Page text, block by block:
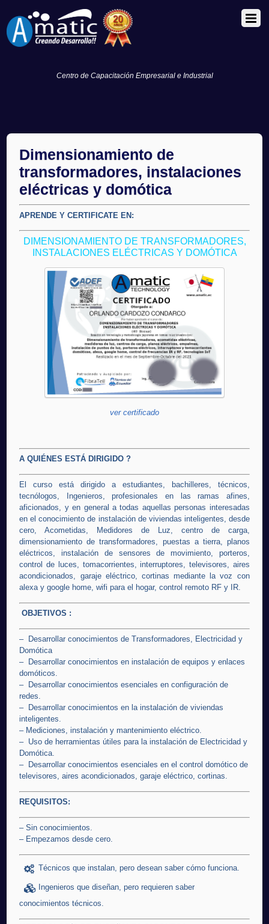
Centro de Capacitación Empresarial e Industrial
Dimensionamiento de
transformadores, instalaciones
eléctricas y domótica
APRENDE Y CERTIFICATE EN:
DIMENSIONAMIENTO DE TRANSFORMADORES,
INSTALACIONES ELÉCTRICAS Y DOMÓTICA
ver certificado
A QUIÉNES ESTÁ DIRIGIDO ?
El curso está dirigido a estudiantes, bachilleres, técnicos,
tecnólogos, Ingenieros, profesionales en las ramas afines,
aficionados, y en general a todas aquellas personas interesadas
en el conocimiento de instalación de viviendas inteligentes, desde
cero, Acometidas, Medidores de Luz, centro de carga,
dimensionamiento de transformadores, puestas a tierra, planos
eléctricos, instalación de sensores de movimiento, porteros,
control de luces, tomacorrientes, interruptores, televisores, aires
acondicionados, garaje eléctrico, cortinas mediante la voz con
alexa y google home, wifi para el hogar, control remoto RF y IR.
OBJETIVOS :
– Desarrollar conocimientos de Transformadores, Electricidad y
Domótica
– Desarrollar conocimientos en instalación de equipos y enlaces
domóticos.
– Desarrollar conocimientos esenciales en configuración de
redes.
– Desarrollar conocimientos en la instalación de viviendas
inteligentes.
– Mediciones, instalación y mantenimiento eléctrico.
– Uso de herramientas útiles para la instalación de Electricidad y
Domótica.
– Desarrollar conocimientos esenciales en el control domótico de
televisores, aires acondicionados, garaje eléctrico, cortinas.
REQUISITOS:
– Sin conocimientos.
– Empezamos desde cero.
Técnicos que instalan, pero desean saber cómo funciona.
Ingenieros que diseñan, pero requieren saber
conocimientos técnicos.